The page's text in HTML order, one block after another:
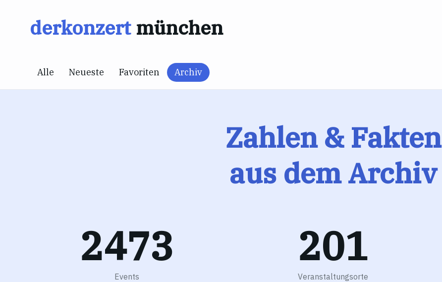
springenderkonzert münchen
Alle Neueste Favoriten Archiv
Zahlen & Fakten
aus dem Archiv
2473
Events
201
Veranstaltungsorte